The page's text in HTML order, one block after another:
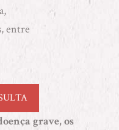
entre
grave, os